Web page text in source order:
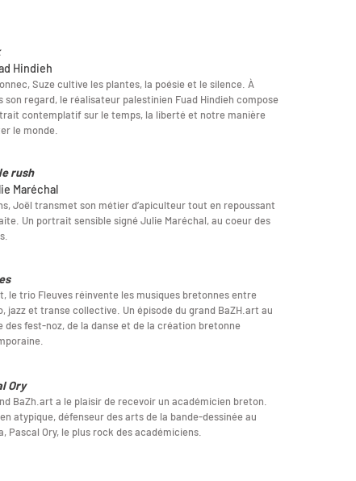
Hindieh
Suze cultive les plantes, la poésie et le silence. À
son regard, le réalisateur palestinien Fuad Hindieh compose
contemplatif sur le temps, la liberté et notre manière
le monde.
rush
Maréchal
Joël transmet son métier d’apiculteur tout en repoussant
Un portrait sensible signé Julie Maréchal, au coeur des
le trio Fleuves réinvente les musiques bretonnes entre
jazz et transe collective. Un épisode du grand BaZH.art au
des fest-noz, de la danse et de la création bretonne
Ory
BaZh.art a le plaisir de recevoir un académicien breton.
atypique, défenseur des arts de la bande-dessinée au
Pascal Ory, le plus rock des académiciens.